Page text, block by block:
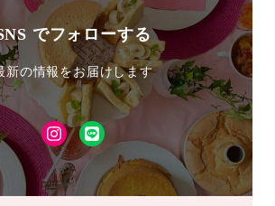
でフォローする
新の情報をお届けします
Instagram
LINE
友
達